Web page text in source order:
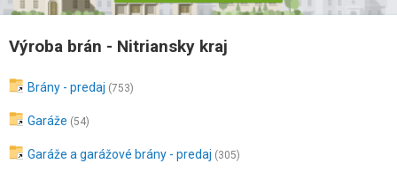
Výroba brán - Nitriansky kraj
Brány - predaj (753)
Garáže (54)
Garáže a garážové brány - predaj (305)